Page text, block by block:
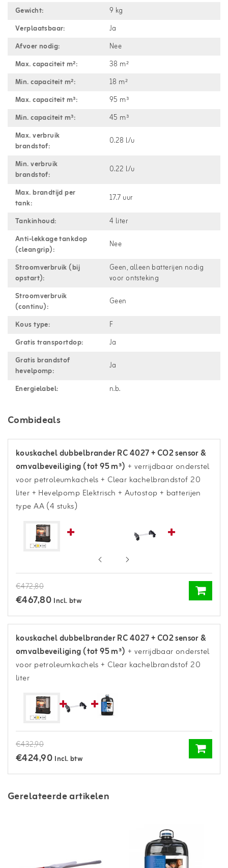
Gewicht:
9 kg
Verplaatsbaar:
Ja
Afvoer nodig:
Nee
Max. capaciteit m²:
38 m²
Min. capaciteit m²:
18 m²
Max. capaciteit m³:
95 m³
Min. capaciteit m³:
45 m³
Max. verbruik
brandstof:
0.28 l/u
Min. verbruik
brandstof:
0.22 l/u
Max. brandtijd per
tank:
17.7 uur
Tankinhoud:
4 liter
Anti-lekkage tankdop
(cleangrip):
Nee
Stroomverbruik (bij
opstart):
Geen, alleen batterijen nodig
voor ontsteking
Stroomverbruik
(continu):
Geen
Kous type:
F
Gratis transportdop:
Ja
Gratis brandstof
hevelpomp:
Ja
Energielabel:
n.b.
Combideals
kouskachel dubbelbrander RC 4027 + CO2 sensor &
omvalbeveiliging (tot 95 m³) + verrijdbaar onderstel
voor petroleumkachels+ Clear kachelbrandstof 20
liter+ Hevelpomp Elektrisch + Autostop+ batterijen
type AA (4 stuks)
€472,80
€467,80 Incl. btw
kouskachel dubbelbrander RC 4027 + CO2 sensor &
omvalbeveiliging (tot 95 m³) + verrijdbaar onderstel
voor petroleumkachels+ Clear kachelbrandstof 20
liter
€432,90
€424,90 Incl. btw
Gerelateerde artikelen